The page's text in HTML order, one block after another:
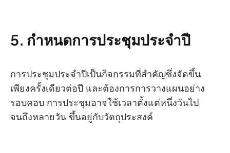
5. กำหนดการประชุมประจำปี
การประชุมประจำปีเป็นกิจกรรมที่สำคัญซึ่งจัดขึ้น
เพียงครั้งเดียวต่อปี และต้องการการวางแผนอย่าง
รอบคอบ การประชุมอาจใช้เวลาตั้งแต่หนึ่งวันไป
จนถึงหลายวัน ขึ้นอยู่กับวัตถุประสงค์